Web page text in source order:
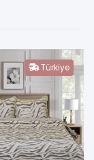
Türkiye